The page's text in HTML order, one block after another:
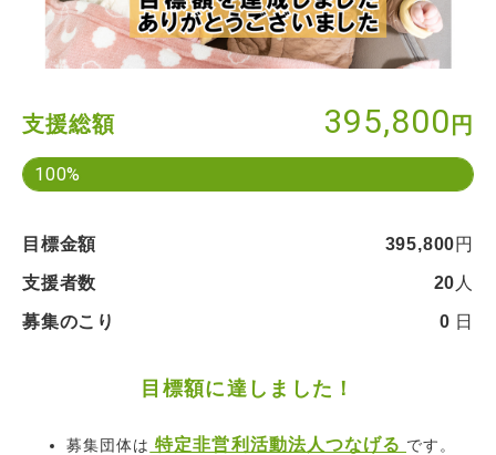
支援総額 395,800 円
100%
目標金額 395,800円
支援者数 20 人
募集のこり 0 日
目標額に達しました！
募集団体は 特定非営利活動法人つなげる です。